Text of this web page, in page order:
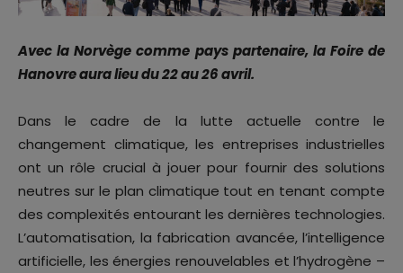
Avec la Norvège comme pays partenaire, la Foire de
Hanovre aura lieu du 22 au 26 avril.
Dans le cadre de la lutte actuelle contre le
changement climatique, les entreprises industrielles
ont un rôle crucial à jouer pour fournir des solutions
neutres sur le plan climatique tout en tenant compte
des complexités entourant les dernières technologies.
L’automatisation, la fabrication avancée, l’intelligence
artificielle, les énergies renouvelables et l’hydrogène –